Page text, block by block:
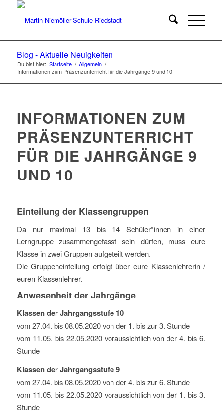
Blog - Aktuelle Neuigkeiten
Du bist hier: Startseite / Allgemein /
Informationen zum Präsenzunterricht für die Jahrgänge 9 und 10
INFORMATIONEN ZUM
PRÄSENZUNTERRICHT
FÜR DIE JAHRGÄNGE 9
UND 10
Einteilung der Klassengruppen
Da nur maximal 13 bis 14 Schüler*innen in einer
Lerngruppe zusammengefasst sein dürfen, muss eure
Klasse in zwei Gruppen aufgeteilt werden.
Die Gruppeneinteilung erfolgt über eure Klassenlehrerin /
euren Klassenlehrer.
Anwesenheit der Jahrgänge
Klassen der Jahrgangsstufe 10
vom 27.04. bis 08.05.2020 von der 1. bis zur 3. Stunde
vom 11.05. bis 22.05.2020 voraussichtlich von der 4. bis 6.
Stunde
Klassen der Jahrgangsstufe 9
vom 27.04. bis 08.05.2020 von der 4. bis zur 6. Stunde
vom 11.05. bis 22.05.2020 voraussichtlich von der 1. bis 3.
Stunde